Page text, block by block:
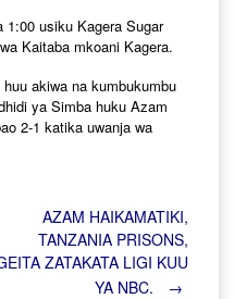
1:00 usiku Kagera Sugar
Kaitaba mkoani Kagera.
akiwa na kumbukumbu
ya Simba huku Azam
2-1 katika uwanja wa
AZAM HAIKAMATIKI,
TANZANIA PRISONS,
ZATAKATA LIGI KUU
YA NBC.
→